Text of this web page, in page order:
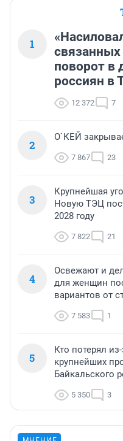
1
поворот в
россиян в
12 372 7
2
О`КЕЙ
7 867 23
3
Крупнейшая
Новую ТЭЦ
2028 году
7 822 21
4
Освежают и
для женщин
вариантов от
7 583 1
5
Кто потерял
крупнейших
Байкальского
5 350 3